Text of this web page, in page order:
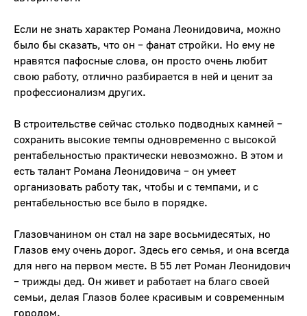
Если не знать характер Романа Леонидовича, можно
было бы сказать, что он – фанат стройки. Но ему не
нравятся пафосные слова, он просто очень любит
свою работу, отлично разбирается в ней и ценит за
профессионализм других.
В строительстве сейчас столько подводных камней –
сохранить высокие темпы одновременно с высокой
рентабельностью практически невозможно. В этом и
есть талант Романа Леонидовича – он умеет
организовать работу так, чтобы и с темпами, и с
рентабельностью все было в порядке.
Глазовчанином он стал на заре восьмидесятых, но
Глазов ему очень дорог. Здесь его семья, и она всегда
для него на первом месте. В 55 лет Роман Леонидович
– трижды дед. Он живет и работает на благо своей
семьи, делая Глазов более красивым и современным
городом.